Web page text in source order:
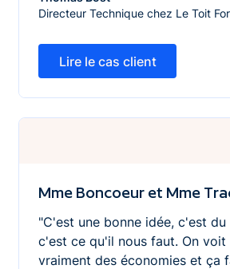
Directeur Technique chez Le Toit
Lire le cas client
Lire le cas client
Mme Boncoeur et Mme
"C'est une bonne idée, c'est
c'est ce qu'il nous faut. On voit
vraiment des économies et ça